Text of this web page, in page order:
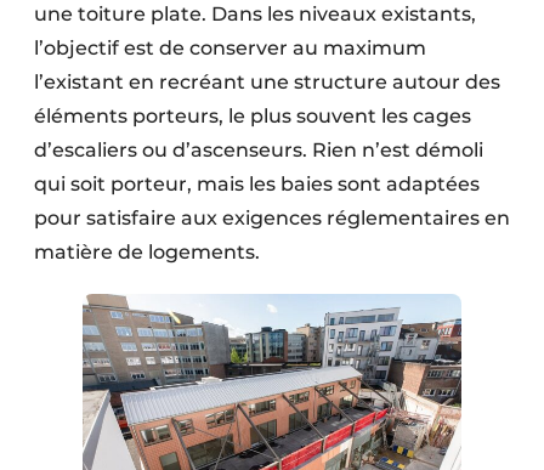
une toiture plate. Dans les niveaux existants,
l’objectif est de conserver au maximum
l’existant en recréant une structure autour des
éléments porteurs, le plus souvent les cages
d’escaliers ou d’ascenseurs. Rien n’est démoli
qui soit porteur, mais les baies sont adaptées
pour satisfaire aux exigences réglementaires en
matière de logements.